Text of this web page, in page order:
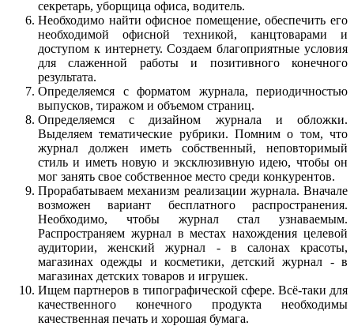
секретарь, уборщица офиса, водитель.
Необходимо найти офисное помещение, обеспечить его
необходимой офисной техникой, канцтоварами и
доступом к интернету. Создаем благоприятные условия
для слаженной работы и позитивного конечного
результата.
Определяемся с форматом журнала, периодичностью
выпусков, тиражом и объемом страниц.
Определяемся с дизайном журнала и обложки.
Выделяем тематические рубрики. Помним о том, что
журнал должен иметь собственный, неповторимый
стиль и иметь новую и эксклюзивную идею, чтобы он
мог занять свое собственное место среди конкурентов.
Прорабатываем механизм реализации журнала. Вначале
возможен вариант бесплатного распространения.
Необходимо, чтобы журнал стал узнаваемым.
Распространяем журнал в местах нахождения целевой
аудитории, женский журнал - в салонах красоты,
магазинах одежды и косметики, детский журнал - в
магазинах детских товаров и игрушек.
Ищем партнеров в типографической сфере. Всё-таки для
качественного конечного продукта необходимы
качественная печать и хорошая бумага.